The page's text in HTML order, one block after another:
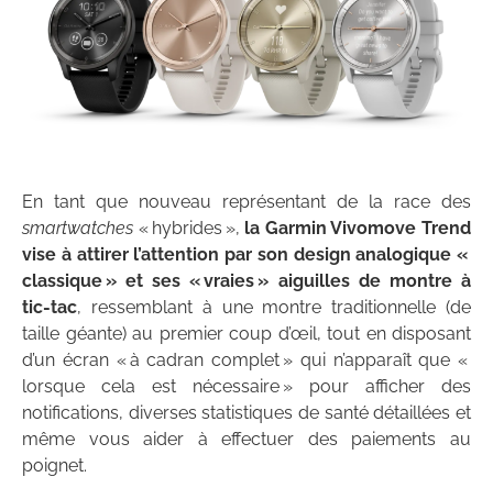
En tant que nouveau représentant de la race des
smartwatches « hybrides », la Garmin Vivomove Trend
vise à attirer l’attention par son design analogique «
classique » et ses « vraies » aiguilles de montre à
tic-tac, ressemblant à une montre traditionnelle (de
taille géante) au premier coup d’œil, tout en disposant
d’un écran « à cadran complet » qui n’apparaît que «
lorsque cela est nécessaire » pour afficher des
notifications, diverses statistiques de santé détaillées et
même vous aider à effectuer des paiements au
poignet.